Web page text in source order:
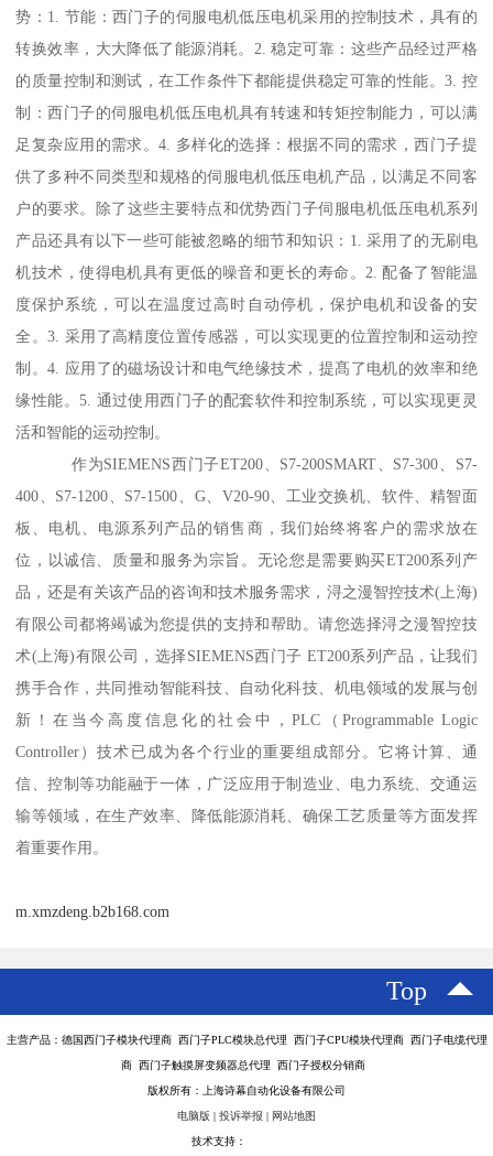
势：1. 节能：西门子的伺服电机低压电机采用的控制技术，具有的
转换效率，大大降低了能源消耗。2. 稳定可靠：这些产品经过严格
的质量控制和测试，在工作条件下都能提供稳定可靠的性能。3. 控
制：西门子的伺服电机低压电机具有转速和转矩控制能力，可以满
足复杂应用的需求。4. 多样化的选择：根据不同的需求，西门子提
供了多种不同类型和规格的伺服电机低压电机产品，以满足不同客
户的要求。除了这些主要特点和优势西门子伺服电机低压电机系列
产品还具有以下一些可能被忽略的细节和知识：1. 采用了的无刷电
机技术，使得电机具有更低的噪音和更长的寿命。2. 配备了智能温
度保护系统，可以在温度过高时自动停机，保护电机和设备的安
全。3. 采用了高精度位置传感器，可以实现更的位置控制和运动控
制。4. 应用了的磁场设计和电气绝缘技术，提髙了电机的效率和绝
缘性能。5. 通过使用西门子的配套软件和控制系统，可以实现更灵
活和智能的运动控制。
作为SIEMENS西门子ET200、S7-200SMART、S7-300、S7-
400、S7-1200、S7-1500、G、V20-90、工业交换机、软件、精智面
板、电机、电源系列产品的销售商，我们始终将客户的需求放在
位，以诚信、质量和服务为宗旨。无论您是需要购买ET200系列产
品，还是有关该产品的咨询和技术服务需求，浔之漫智控技术(上海)
有限公司都将竭诚为您提供的支持和帮助。请您选择浔之漫智控技
术(上海)有限公司，选择SIEMENS西门子 ET200系列产品，让我们
携手合作，共同推动智能科技、自动化科技、机电领域的发展与创
新！在当今高度信息化的社会中，PLC（Programmable Logic
Controller）技术已成为各个行业的重要组成部分。它将计算、通
信、控制等功能融于一体，广泛应用于制造业、电力系统、交通运
输等领域，在生产效率、降低能源消耗、确保工艺质量等方面发挥
着重要作用。
m.xmzdeng.b2b168.com
Top
主营产品：德国西门子模块代理商 西门子PLC模块总代理 西门子CPU模块代理商 西门子电缆代理
商 西门子触摸屏变频器总代理 西门子授权分销商
版权所有：上海诗幕自动化设备有限公司
电脑版 | 投诉举报 | 网站地图
技术支持：